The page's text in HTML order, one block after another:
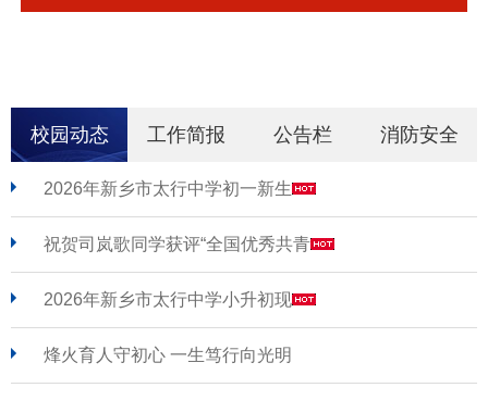
校园动态 工作简报 公告栏 消防安全
2026年新乡市太行中学初一新生
祝贺司岚歌同学获评“全国优秀共青
2026年新乡市太行中学小升初现
烽火育人守初心 一生笃行向光明